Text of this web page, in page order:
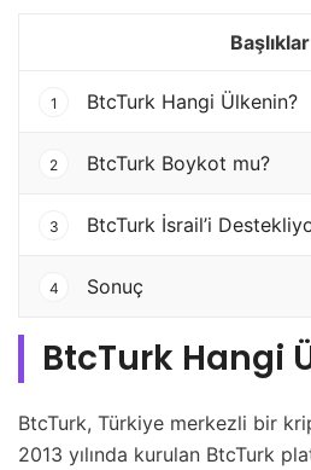
Başlıklar
1 BtcTurk Hangi Ülkenin?
2 BtcTurk Boykot mu?
3 BtcTurk İsrail’i
4 Sonuç
BtcTurk Hangi
BtcTurk, Türkiye merkezli bir
2013 yılında kurulan BtcTurk